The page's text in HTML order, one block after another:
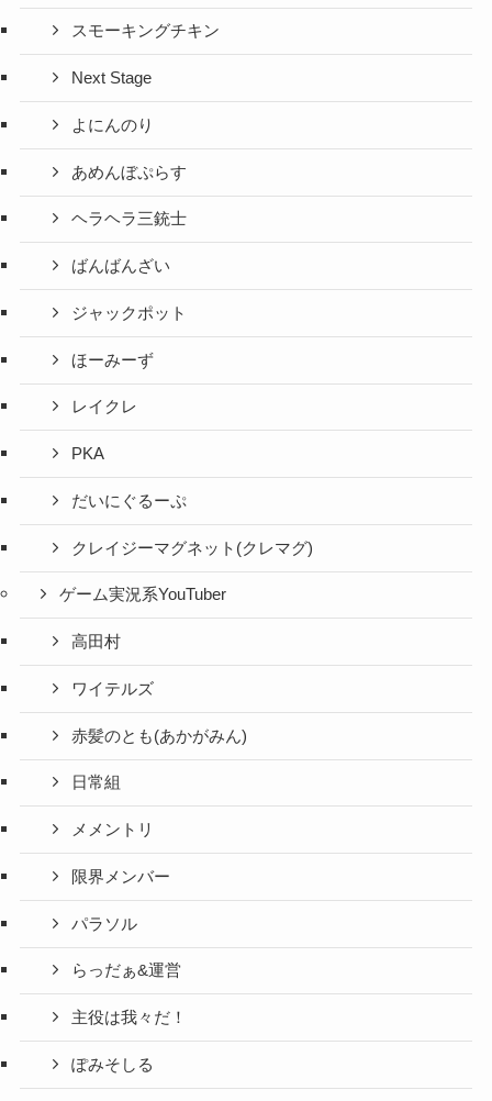
スモーキングチキン
Next Stage
よにんのり
あめんぼぷらす
ヘラヘラ三銃士
ばんばんざい
ジャックポット
ほーみーず
レイクレ
PKA
だいにぐるーぷ
クレイジーマグネット(クレマグ)
ゲーム実況系YouTuber
高田村
ワイテルズ
赤髪のとも(あかがみん)
日常組
メメントリ
限界メンバー
パラソル
らっだぁ&運営
主役は我々だ！
ぽみそしる